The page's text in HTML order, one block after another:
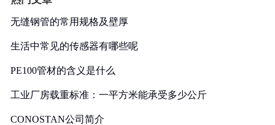
无缝钢管的常用规格及壁厚
生活中常见的传感器有哪些呢
PE100管材的含义是什么
工业厂房载重标准：一平方米能承受多少公斤
CONOSTAN公司简介